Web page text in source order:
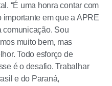
“É uma honra contar com
em que a APRE
comunicação. Sou
muito bem, mas
Todo esforço de
é o desafio. Trabalhar
e do Paraná,